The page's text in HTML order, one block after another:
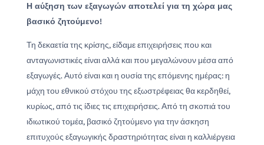
Η αύξηση των εξαγωγών αποτελεί για τη χώρα μας
βασικό ζητούμενο!
Τη δεκαετία της κρίσης, είδαμε επιχειρήσεις που και
ανταγωνιστικές είναι αλλά και που μεγαλώνουν μέσα από
εξαγωγές. Αυτό είναι και η ουσία της επόμενης ημέρας: η
μάχη του εθνικού στόχου της εξωστρέφειας θα κερδηθεί,
κυρίως, από τις ίδιες τις επιχειρήσεις. Από τη σκοπιά του
ιδιωτικού τομέα, βασικό ζητούμενο για την άσκηση
επιτυχούς εξαγωγικής δραστηριότητας είναι η καλλιέργεια